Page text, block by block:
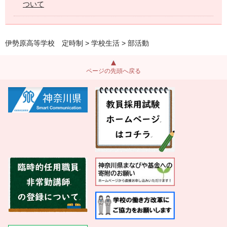
ついて
伊勢原高等学校 定時制 > 学校生活 > 部活動
ページの先頭へ戻る